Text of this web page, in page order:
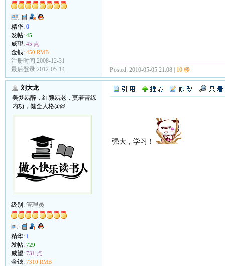
精华: 0
发帖: 45
威望: 45 点
金钱: 450 RMB
注册时间:2008-12-31
最后登录:2012-05-14
Posted: 2010-05-05 21:08 | 10 楼
刘大龙
美梦易醉，红颜易老，莫若苦练
内功，健全人格@@
级别: 管理员
精华: 1
发帖: 729
威望: 731 点
金钱: 7310 RMB
强大，学习！